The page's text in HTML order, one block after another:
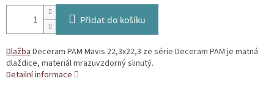
Přidat do košíku
DlažbaDeceram PAM Mavis 22,3x22,3 ze série Deceram PAM je matná
dlaždice, materiál mrazuvzdorný slinutý.
Detailní informace